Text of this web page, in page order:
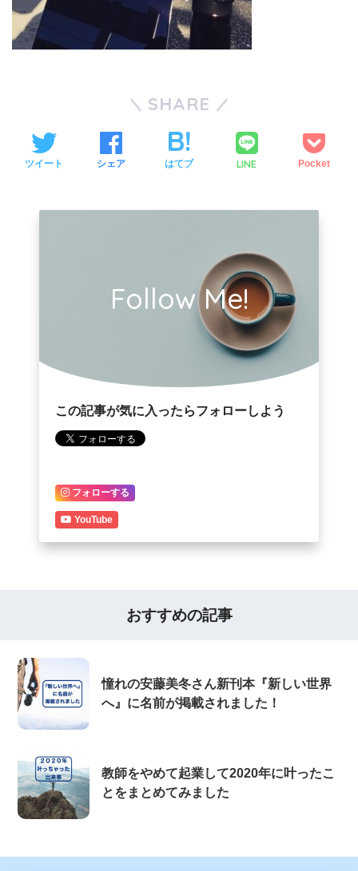
SHARE
ツイート シェア はてブ LINE Pocket
Follow Me!
この記事が気に入ったらフォローしよう
フォローする
YouTube
おすすめの記事
憧れの安藤美冬さん新刊本『新しい世界
へ』に名前が掲載されました！
教師をやめて起業して2020年に叶ったこ
とをまとめてみました